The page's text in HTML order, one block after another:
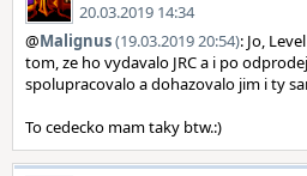
20.03.2019 14:34
@Malignus(19.03.2019 20:54): Jo,
tom, ze ho vydavalo JRC a i po
spolupracovalo a dohazovalo jim i ty
To cedecko mam taky btw.:)